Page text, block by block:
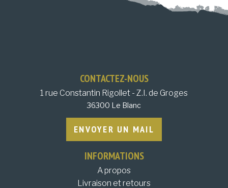
CONTACTEZ-NOUS
1 rue Constantin Rigollet - Z.I. de Groges
36300 Le Blanc
ENVOYER UN MAIL
INFORMATIONS
A propos
Livraison et retours